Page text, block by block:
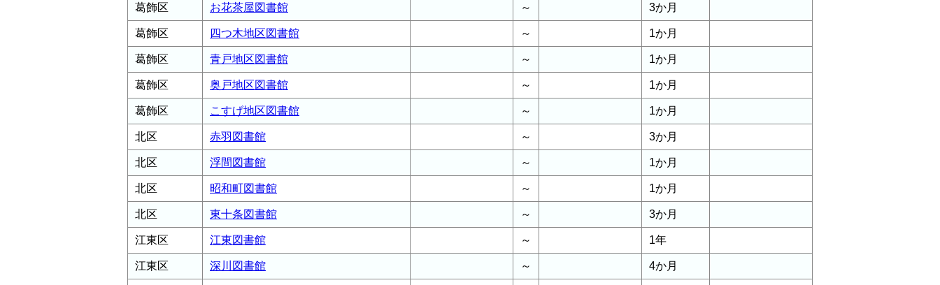
葛飾区 お花茶屋図書館 ～ 3か月
葛飾区 四つ木地区図書館 ～ 1か月
葛飾区 青戸地区図書館 ～ 1か月
葛飾区 奥戸地区図書館 ～ 1か月
葛飾区 こすげ地区図書館 ～ 1か月
北区 赤羽図書館 ～ 3か月
北区 浮間図書館 ～ 1か月
北区 昭和町図書館 ～ 1か月
北区 東十条図書館 ～ 3か月
江東区 江東図書館 ～ 1年
江東区 深川図書館 ～ 4か月